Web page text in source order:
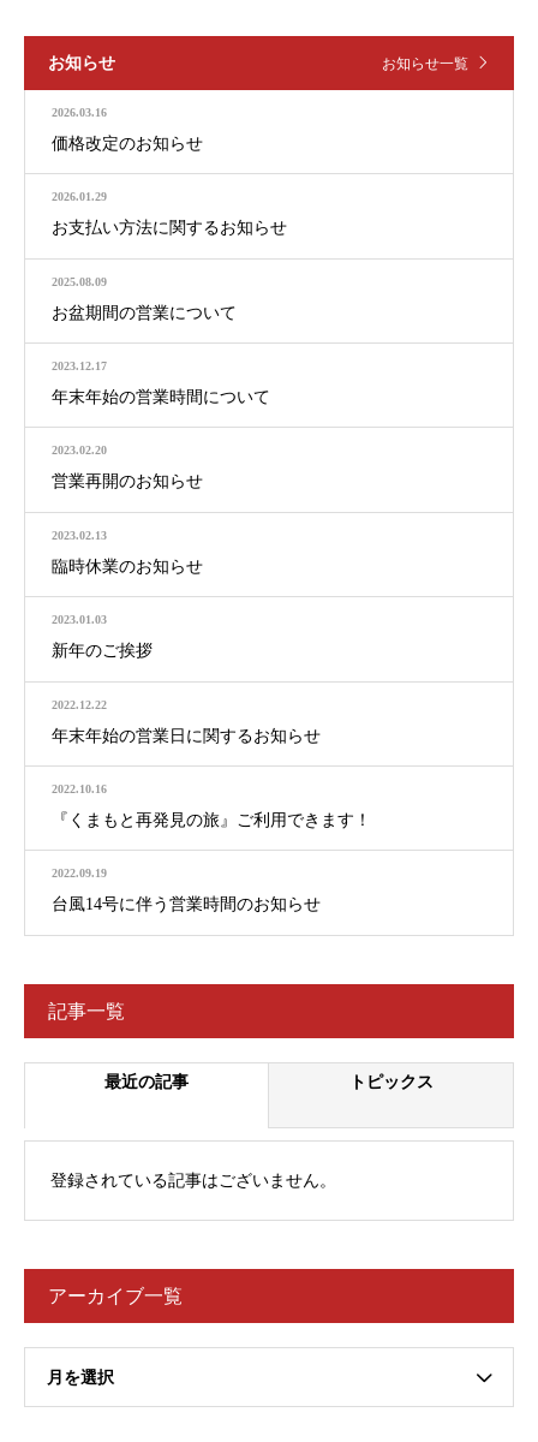
お知らせ お知らせ一覧
2026.03.16
価格改定のお知らせ
2026.01.29
お支払い方法に関するお知らせ
2025.08.09
お盆期間の営業について
2023.12.17
年末年始の営業時間について
2023.02.20
営業再開のお知らせ
2023.02.13
臨時休業のお知らせ
2023.01.03
新年のご挨拶
2022.12.22
年末年始の営業日に関するお知らせ
2022.10.16
『くまもと再発見の旅』ご利用できます！
2022.09.19
台風14号に伴う営業時間のお知らせ
記事一覧
最近の記事 トピックス
登録されている記事はございません。
アーカイブ一覧
月を選択